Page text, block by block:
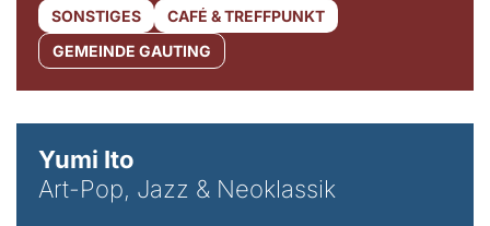
SONSTIGES
CAFÉ & TREFFPUNKT
GEMEINDE GAUTING
Yumi Ito
Art-Pop, Jazz & Neoklassik